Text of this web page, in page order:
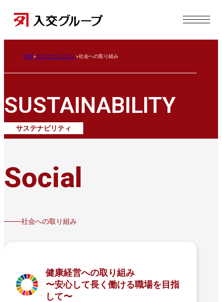
TOP サステナビリティ 社会への取り組み
SUSTAINABILITY
サステナビリティ
Social
社会への取り組み
健康経営への取り組み
〜安心して長く働ける職場を目指
して〜